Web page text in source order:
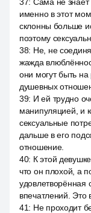
именно в этот
склонны больше
поэтому
38: Не, не
жажда
они могут быть
душевных
39: И ей трудно
манипуляцией, и
сексуальные
дальше в его
отношение.
40: К этой
что он плохой, а
удовлетворённая
впечатлений. Это
41: Не проходит